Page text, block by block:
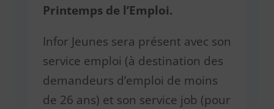
Printemps de l’Emploi.
Infor Jeunes sera présent avec son
service emploi (à destination des
demandeurs d’emploi de moins
de 26 ans) et son service job (pour